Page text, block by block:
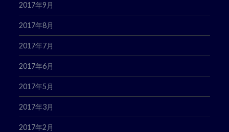
2017年9月
2017年8月
2017年7月
2017年6月
2017年5月
2017年3月
2017年2月